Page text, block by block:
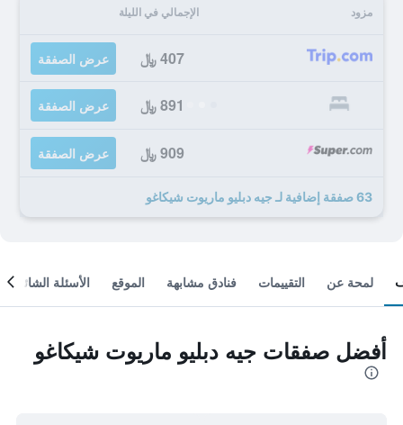
مزود الإجمالي في الليلة
407 ﷼ عرض الصفقة
891 ﷼ عرض الصفقة
909 ﷼ عرض الصفقة
63 صفقة إضافية لـ جيه دبليو ماريوت شيكاغو
لمحة عن التقييمات فنادق مشابهة الموقع الأسئلة الشائعة
أفضل صفقات جيه دبليو ماريوت شيكاغو